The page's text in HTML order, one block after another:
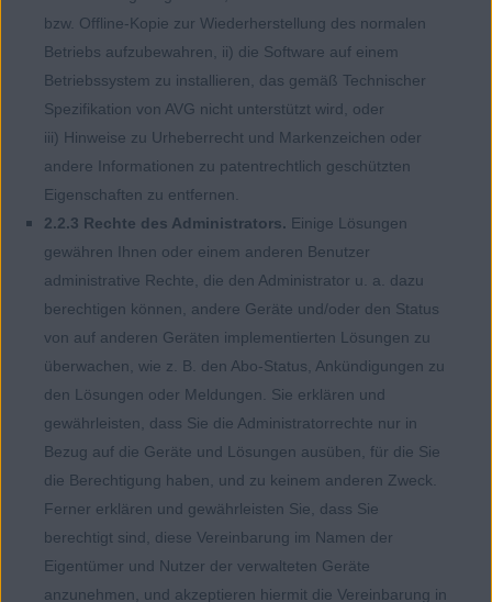
bzw. Offline-Kopie zur Wiederherstellung des normalen
Betriebs aufzubewahren, ii) die Software auf einem
Betriebssystem zu installieren, das gemäß Technischer
Spezifikation von AVG nicht unterstützt wird, oder
iii) Hinweise zu Urheberrecht und Markenzeichen oder
andere Informationen zu patentrechtlich geschützten
Eigenschaften zu entfernen.
2.2.3 Rechte des Administrators. Einige Lösungen
gewähren Ihnen oder einem anderen Benutzer
administrative Rechte, die den Administrator u. a. dazu
berechtigen können, andere Geräte und/oder den Status
von auf anderen Geräten implementierten Lösungen zu
überwachen, wie z. B. den Abo-Status, Ankündigungen zu
den Lösungen oder Meldungen. Sie erklären und
gewährleisten, dass Sie die Administratorrechte nur in
Bezug auf die Geräte und Lösungen ausüben, für die Sie
die Berechtigung haben, und zu keinem anderen Zweck.
Ferner erklären und gewährleisten Sie, dass Sie
berechtigt sind, diese Vereinbarung im Namen der
Eigentümer und Nutzer der verwalteten Geräte
anzunehmen, und akzeptieren hiermit die Vereinbarung in